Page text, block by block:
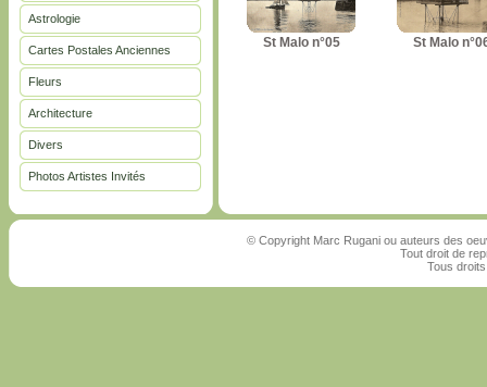
Astrologie
Cartes Postales Anciennes
Fleurs
Architecture
Divers
Photos Artistes Invités
St Malo n°05 St Malo
© Copyright Marc Rugani ou auteurs des
Tout droit de
Tous